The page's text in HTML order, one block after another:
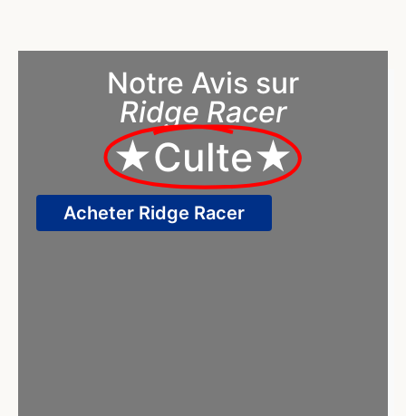
Notre Avis sur
Ridge Racer
★Culte★
Acheter Ridge Racer